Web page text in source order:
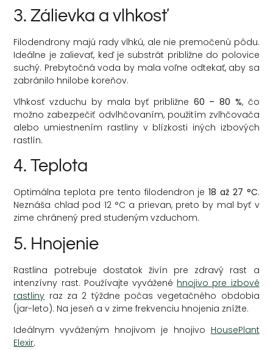
3. Zálievka a vlhkosť
Filodendrony majú rady vlhkú, ale nie premočenú pôdu.
Ideálne je zalievať, keď je substrát približne do polovice
suchý. Prebytočná voda by mala voľne odtekať, aby sa
zabránilo hnilobe koreňov.
Vlhkosť vzduchu by mala byť približne 60 – 80 %, čo
možno zabezpečiť odvlhčovaním, použitím zvlhčovača
alebo umiestnením rastliny v blízkosti iných izbových
rastlín.
4. Teplota
Optimálna teplota pre tento filodendron je18 až 27 °C.
Neznáša chlad pod 12 °C a prievan, preto by mal byť v
zime chránený pred studeným vzduchom.
5. Hnojenie
Rastlina potrebuje dostatok živín pre zdravý rast a
intenzívny rast. Používajte vyvážené hnojivo pre izbové
rastliny raz za 2 týždne počas vegetačného obdobia
(jar-leto). Na jeseň a v zime frekvenciu hnojenia znížte.
Ideálnym vyváženým hnojivom je hnojivo HousePlant
Elexir.